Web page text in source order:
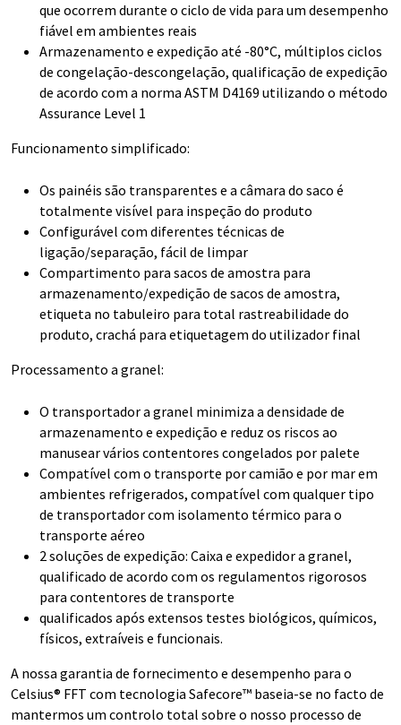
que ocorrem durante o ciclo de vida para um desempenho
fiável em ambientes reais
Armazenamento e expedição até -80°C, múltiplos ciclos
de congelação-descongelação, qualificação de expedição
de acordo com a norma ASTM D4169 utilizando o método
Assurance Level 1
Funcionamento simplificado:
Os painéis são transparentes e a câmara do saco é
totalmente visível para inspeção do produto
Configurável com diferentes técnicas de
ligação/separação, fácil de limpar
Compartimento para sacos de amostra para
armazenamento/expedição de sacos de amostra,
etiqueta no tabuleiro para total rastreabilidade do
produto, crachá para etiquetagem do utilizador final
Processamento a granel:
O transportador a granel minimiza a densidade de
armazenamento e expedição e reduz os riscos ao
manusear vários contentores congelados por palete
Compatível com o transporte por camião e por mar em
ambientes refrigerados, compatível com qualquer tipo
de transportador com isolamento térmico para o
transporte aéreo
2 soluções de expedição: Caixa e expedidor a granel,
qualificado de acordo com os regulamentos rigorosos
para contentores de transporte
qualificados após extensos testes biológicos, químicos,
físicos, extraíveis e funcionais.
A nossa garantia de fornecimento e desempenho para o
Celsius® FFT com tecnologia Safecore™ baseia-se no facto de
mantermos um controlo total sobre o nosso processo de